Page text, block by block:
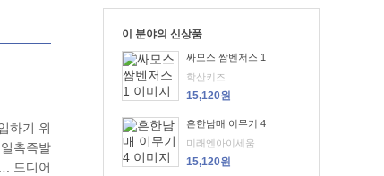
하기 위
촉즉발
드디어
이 분야의 신상품
싸모스 쌈벤저스 1
학산키즈
15,120원
흔한남매 이무기 4
미래엔아이세움
15,120원